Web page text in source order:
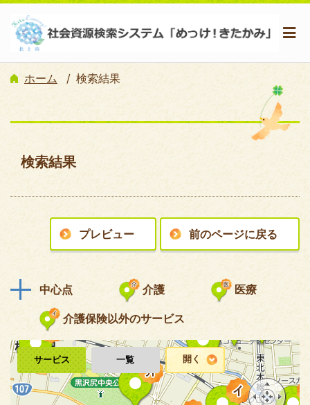
ホーム 検索結果
検索結果
プレビュー 前のページに戻る
中心点 介護 医療
介護保険以外のサービス
サービス 一覧 開く